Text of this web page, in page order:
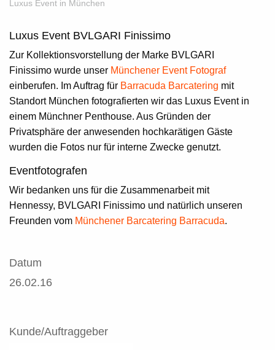
Luxus Event in München
Luxus Event BVLGARI Finissimo
Zur Kollektionsvorstellung der Marke BVLGARI
Finissimo wurde unser Münchener Event Fotograf
einberufen. Im Auftrag für Barracuda Barcatering mit
Standort München fotografierten wir das Luxus Eventin
einem Münchner Penthouse. Aus Gründen der
Privatsphäre der anwesenden hochkarätigen Gäste
wurden die Fotos nur für interne Zwecke genutzt.
Eventfotografen
Wir bedanken uns für die Zusammenarbeit mit
Hennessy, BVLGARI Finissimo und natürlich unseren
Freunden vom Münchener Barcatering Barracuda.
Datum
26.02.16
Kunde/Auftraggeber